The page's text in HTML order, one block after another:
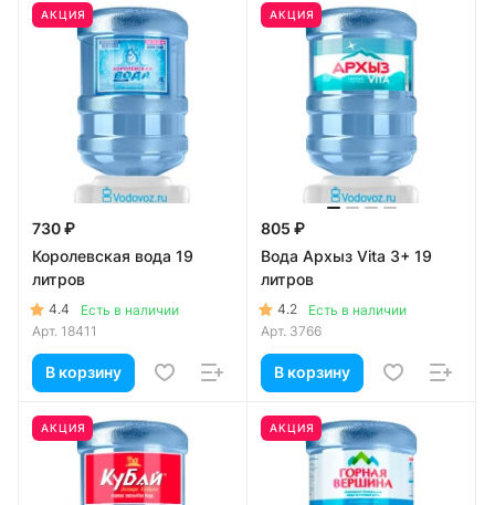
АКЦИЯ
730 ₽
Королевская вода 19
литров
4.4
Есть в наличии
Арт. 18411
В корзину
АКЦИЯ
805 ₽
Вода Архыз Vita 3+ 19
литров
4.2
Есть в наличии
Арт. 3766
В корзину
АКЦИЯ АКЦИЯ